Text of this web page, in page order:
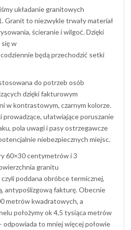
układanie granitowych
Granit to niezwykle trwały materiał
ścieranie i wilgoć. Dzięki
w
będą przechodzić setki
do potrzeb osób
dzięki fakturowym
w kontrastowym, czarnym kolorze.
prowadzące, ułatwiające poruszanie
pola uwagi i pasy ostrzegawcze
niebezpiecznych miejsc.
60×30 centymetrów i 3
granitu
czyli poddana obróbce termicznej,
antypoślizgową fakturę. Obecnie
metrów kwadratowych, a
położymy ok 4,5 tysiąca metrów
to mniej więcej połowie